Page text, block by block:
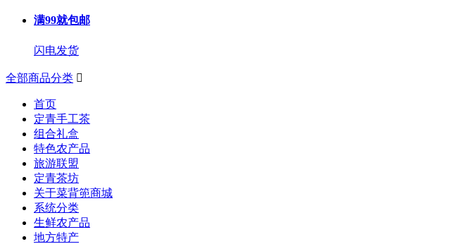
满99就包邮
闪电发货
全部商品分类 
首页
定青手工茶
组合礼盒
特色农产品
旅游联盟
定青茶坊
关于菜背篼商城
系统分类
生鲜农产品
地方特产